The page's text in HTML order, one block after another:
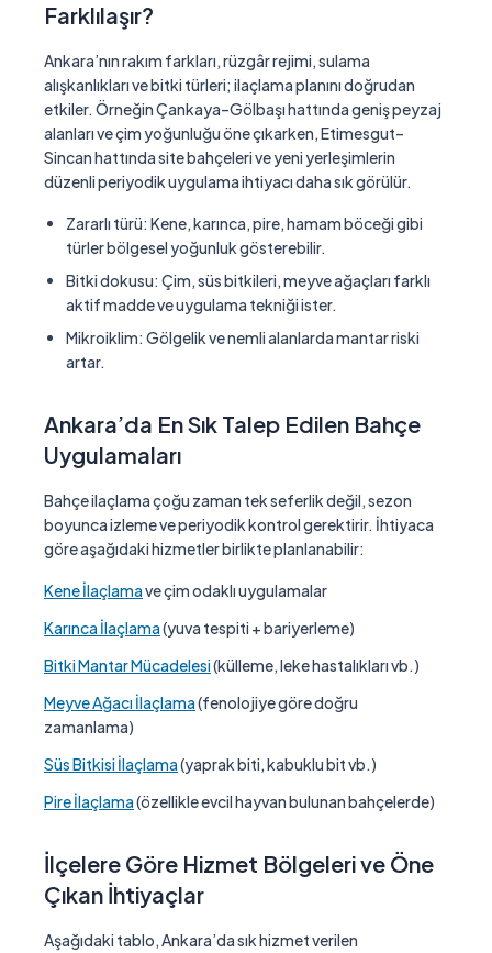
Farklılaşır?
Ankara’nın rakım farkları, rüzgâr rejimi, sulama
alışkanlıkları ve bitki türleri; ilaçlama planını doğrudan
etkiler. Örneğin Çankaya–Gölbaşı hattında geniş peyzaj
alanları ve çim yoğunluğu öne çıkarken, Etimesgut–
Sincan hattında site bahçeleri ve yeni yerleşimlerin
düzenli periyodik uygulama ihtiyacı daha sık görülür.
Zararlı türü: Kene, karınca, pire, hamam böceği gibi
türler bölgesel yoğunluk gösterebilir.
Bitki dokusu: Çim, süs bitkileri, meyve ağaçları farklı
aktif madde ve uygulama tekniği ister.
Mikroiklim: Gölgelik ve nemli alanlarda mantar riski
artar.
Ankara’da En Sık Talep Edilen Bahçe
Uygulamaları
Bahçe ilaçlama çoğu zaman tek seferlik değil, sezon
boyunca izleme ve periyodik kontrol gerektirir. İhtiyaca
göre aşağıdaki hizmetler birlikte planlanabilir:
Kene İlaçlamave çim odaklı uygulamalar
Karınca İlaçlama(yuva tespiti + bariyerleme)
Bitki Mantar Mücadelesi(külleme, leke hastalıkları vb.)
Meyve Ağacı İlaçlama(fenolojiye göre doğru
zamanlama)
Süs Bitkisi İlaçlama(yaprak biti, kabuklu bit vb.)
Pire İlaçlama(özellikle evcil hayvan bulunan bahçelerde)
İlçelere Göre Hizmet Bölgeleri ve Öne
Çıkan İhtiyaçlar
Aşağıdaki tablo, Ankara’da sık hizmet verilen